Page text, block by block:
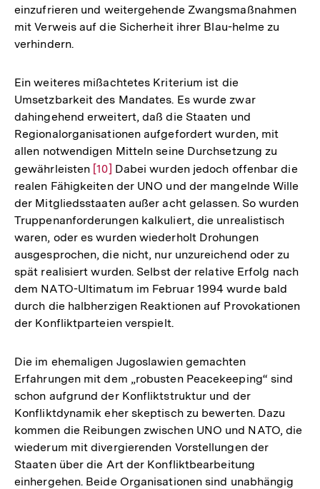
einzufrieren und weitergehende Zwangsmaßnahmen
mit Verweis auf die Sicherheit ihrer Blau-helme zu
verhindern.
Ein weiteres mißachtetes Kriterium ist die
Umsetzbarkeit des Mandates. Es wurde zwar
dahingehend erweitert, daß die Staaten und
Regionalorganisationen aufgefordert wurden, mit
allen notwendigen Mitteln seine Durchsetzung zu
gewährleisten Zur
Auflösung
der
Fußnote
[10] Dabei wurden jedoch offenbar die
realen Fähigkeiten der UNO und der mangelnde Wille
der Mitgliedsstaaten außer acht gelassen. So wurden
Truppenanforderungen kalkuliert, die unrealistisch
waren, oder es wurden wiederholt Drohungen
ausgesprochen, die nicht, nur unzureichend oder zu
spät realisiert wurden. Selbst der relative Erfolg nach
dem NATO-Ultimatum im Februar 1994 wurde bald
durch die halbherzigen Reaktionen auf Provokationen
der Konfliktparteien verspielt.
Die im ehemaligen Jugoslawien gemachten
Erfahrungen mit dem „robusten Peacekeeping“ sind
schon aufgrund der Konfliktstruktur und der
Konfliktdynamik eher skeptisch zu bewerten. Dazu
kommen die Reibungen zwischen UNO und NATO, die
wiederum mit divergierenden Vorstellungen der
Staaten über die Art der Konfliktbearbeitung
einhergehen. Beide Organisationen sind unabhängig